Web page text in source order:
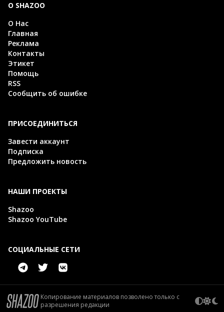
О SHAZOO
О Нас
Главная
Реклама
Контакты
Этикет
Помощь
RSS
Сообщить об ошибке
ПРИСОЕДИНИТЬСЯ
Завести аккаунт
Подписка
Предложить новость
НАШИ ПРОЕКТЫ
Shazoo
Shazoo YouTube
СОЦИАЛЬНЫЕ СЕТИ
Копирование материалов позволено только с
разрешения редакции